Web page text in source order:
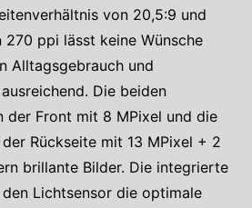
von 20,5:9 und
ppi lässt keine Wünsche
Alltagsgebrauch und
Die beiden
der Front mit 8 MPixel und die
Rückseite mit 13 MPixel + 2
brillante Bilder. Die integrierte
Lichtsensor die optimale